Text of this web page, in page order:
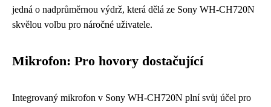
jedná o nadprůměrnou výdrž, která dělá ze Sony WH-CH720N
skvělou volbu pro náročné uživatele.
Mikrofon: Pro hovory dostačující
Integrovaný mikrofon v Sony WH-CH720N plní svůj účel pro